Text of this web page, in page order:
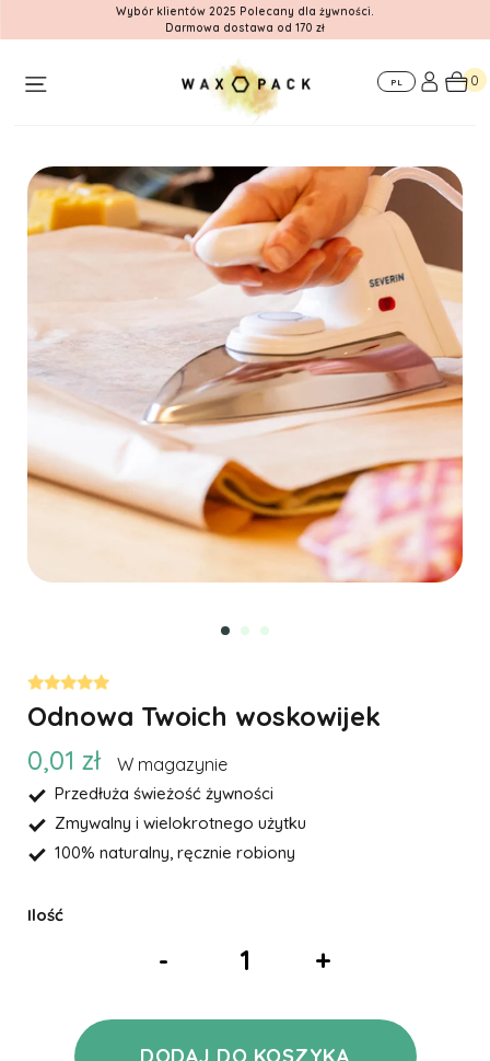
Wybór klientów 2025 Polecany dla żywności.
Darmowa dostawa od 170 zł
nas
znajdziesz
PL 0
Odnowa Twoich woskowijek
0,01 zł
W magazynie
Przedłuża świeżość żywności
Zmywalny i wielokrotnego użytku
100% naturalny, ręcznie robiony
Ilość
- +